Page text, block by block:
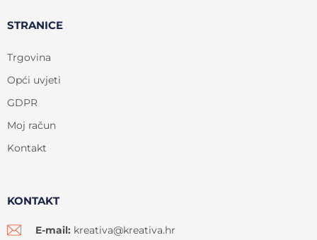
STRANICE
Trgovina
Opći uvjeti
GDPR
Moj račun
Kontakt
KONTAKT
E-mail: kreativa@kreativa.hr